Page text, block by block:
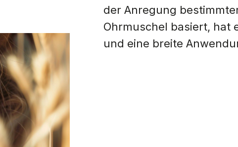
der Anregung
Ohrmuschel basiert, hat
und eine breite